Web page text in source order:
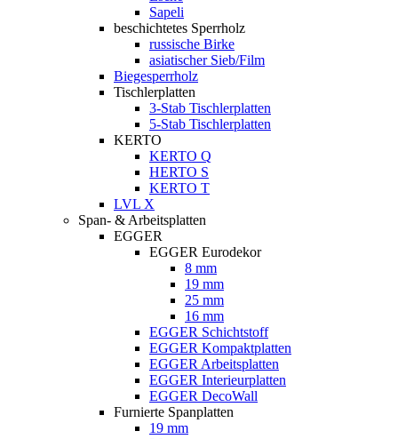
Sapeli
beschichtetes Sperrholz
russische Birke
asiatischer Sieb/Film
Biegesperrholz
Tischlerplatten
3-Stab Tischlerplatten
5-Stab Tischlerplatten
KERTO
KERTO Q
HERTO S
KERTO T
LVL X
Span- & Arbeitsplatten
EGGER
EGGER Eurodekor
8 mm
19 mm
25 mm
16 mm
EGGER Schichtstoff
EGGER Kompaktplatten
EGGER Arbeitsplatten
EGGER Interieurplatten
EGGER DecoWall
Furnierte Spanplatten
19 mm